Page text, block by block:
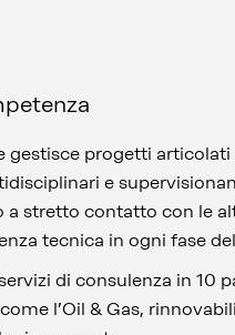
gestisce progetti
e
a stretto contatto con le
tecnica in ogni fase
di consulenza in 10
l’Oil & Gas,